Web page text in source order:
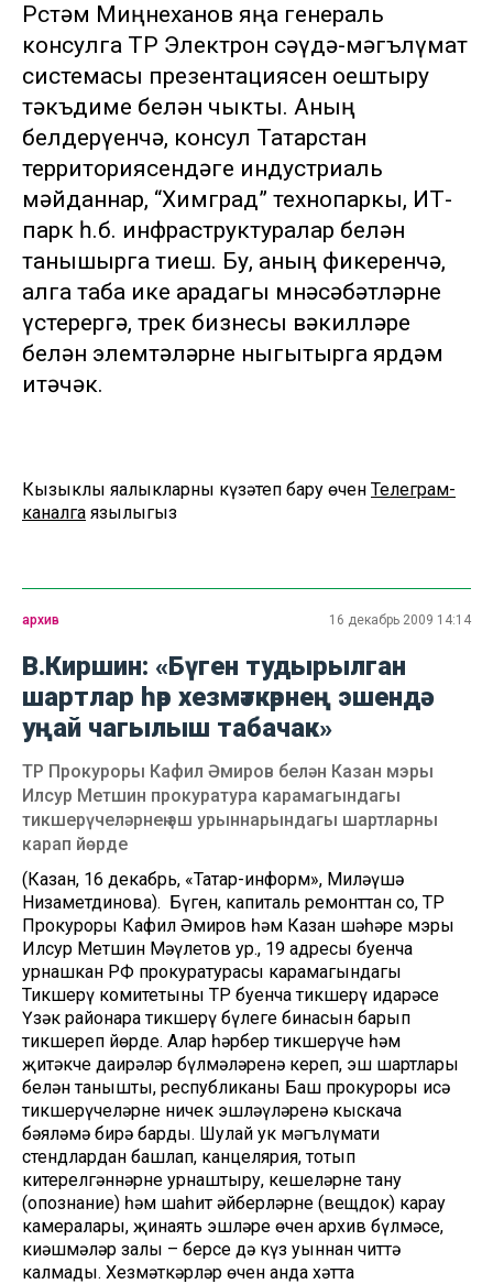
Рөстәм Миңнеханов яңа генераль
консулга ТР Электрон сәүдә-мәгълүмат
системасы презентациясен оештыру
тәкъдиме белән чыкты. Аның
белдерүенчә, консул Татарстан
территориясендәге индустриаль
мәйданнар, “Химград” технопаркы, ИТ-
парк һ.б. инфраструктуралар белән
танышырга тиеш. Бу, аның фикеренчә,
алга таба ике арадагы мөнәсәбәтләрне
үстерергә, төрек бизнесы вәкилләре
белән элемтәләрне ныгытырга ярдәм
итәчәк.
Кызыклы яңалыкларны күзәтеп бару өчен Телеграм-
каналга язылыгыз
архив 16 декабрь 2009 14:14
В.Киршин: «Бүген тудырылган
шартлар һәр хезмәткәрнең эшендә
уңай чагылыш табачак»
ТР Прокуроры Кафил Әмиров белән Казан мэры
Илсур Метшин прокуратура карамагындагы
тикшерүчеләрнең эш урыннарындагы шартларны
карап йөрде
(Казан, 16 декабрь, «Татар-информ», Миләүшә
Низаметдинова). Бүген, капиталь ремонттан соң, ТР
Прокуроры Кафил Әмиров һәм Казан шәһәре мэры
Илсур Метшин Мәүлетов ур., 19 адресы буенча
урнашкан РФ прокуратурасы карамагындагы
Тикшерү комитетының ТР буенча тикшерү идарәсе
Үзәк районара тикшерү бүлеге бинасын барып
тикшереп йөрде. Алар һәрбер тикшерүче һәм
җитәкче даирәләр бүлмәләренә кереп, эш шартлары
белән танышты, республиканың Баш прокуроры исә
тикшерүчеләрнең ничек эшләүләренә кыскача
бәяләмә бирә барды. Шулай ук мәгълүмати
стендлардан башлап, канцелярия, тотып
китерелгәннәрне урнаштыру, кешеләрне тану
(опознание) һәм шаһит әйберләрне (вещдок) карау
камералары, җинаять эшләре өчен архив бүлмәсе,
киңәшмәләр залы – берсе дә күз уңыннан читтә
калмады. Хезмәткәрләр өчен анда хәтта